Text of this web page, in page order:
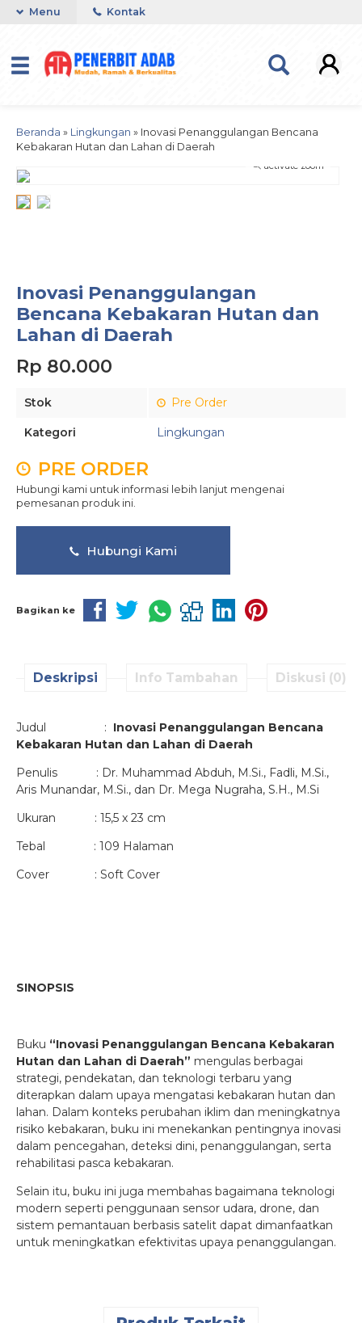
Menu Kontak
Beranda » Lingkungan » Inovasi Penanggulangan Bencana
Kebakaran Hutan dan Lahan di Daerah
activate zoom
Inovasi Penanggulangan
Bencana Kebakaran Hutan dan
Lahan di Daerah
Rp 80.000
Stok Pre Order
Kategori Lingkungan
PRE ORDER
Hubungi kami untuk informasi lebih lanjut mengenai
pemesanan produk ini.
Hubungi Kami
Bagikan ke
Deskripsi Info Tambahan Diskusi (0)
Judul : Inovasi Penanggulangan Bencana
Kebakaran Hutan dan Lahan di Daerah
Penulis : Dr. Muhammad Abduh, M.Si., Fadli, M.Si.,
Aris Munandar, M.Si., dan Dr. Mega Nugraha, S.H., M.Si
Ukuran : 15,5 x 23 cm
Tebal : 109 Halaman
Cover : Soft Cover
SINOPSIS
Buku “Inovasi Penanggulangan Bencana Kebakaran
Hutan dan Lahan di Daerah” mengulas berbagai
strategi, pendekatan, dan teknologi terbaru yang
diterapkan dalam upaya mengatasi kebakaran hutan dan
lahan. Dalam konteks perubahan iklim dan meningkatnya
risiko kebakaran, buku ini menekankan pentingnya inovasi
dalam pencegahan, deteksi dini, penanggulangan, serta
rehabilitasi pasca kebakaran.
Selain itu, buku ini juga membahas bagaimana teknologi
modern seperti penggunaan sensor udara, drone, dan
sistem pemantauan berbasis satelit dapat dimanfaatkan
untuk meningkatkan efektivitas upaya penanggulangan.